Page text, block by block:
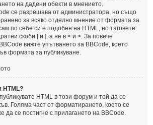
на дадени обекти в мнението.
се разрешава от администратора, но също
за всяко отделно мнение от формата за
по себе си е подобен на HTML, но таговете
скоби [ и ], а не в < и >. За повече
вижте упътването за BBCode, което
формата за публикуване.
HTML?
HTML в този форум и той да се
Голяма част от форматирането, което се
да се постигне с прилагането на BBCode.